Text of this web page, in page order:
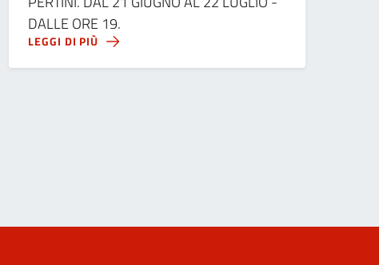
DALLE ORE 19.
LEGGI DI PIÙ